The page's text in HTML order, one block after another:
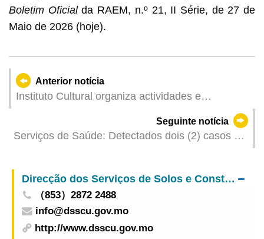
Boletim Oficialda RAEM, n.º 21, II Série, de 27 de
Maio de 2026 (hoje).
Anterior notícia
Instituto Cultural organiza actividades e
workshops em Sítios do Património Mundial para
celebrar o “Dia do Património Cultural e Natural
da China”
Seguinte notícia
Serviços de Saúde: Detectados dois (2) casos de
Direcção dos Serviços de Solos e Construção Urbana
（853）2872 2488
info@dsscu.gov.mo
http://www.dsscu.gov.mo